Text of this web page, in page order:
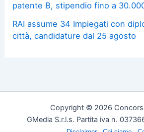
patente B, stipendio fino a
RAI assume 34 Impiegati con
città, candidature dal 25 agosto
Copyright © 2026
GMedia S.r.l.s. Partita iva n.